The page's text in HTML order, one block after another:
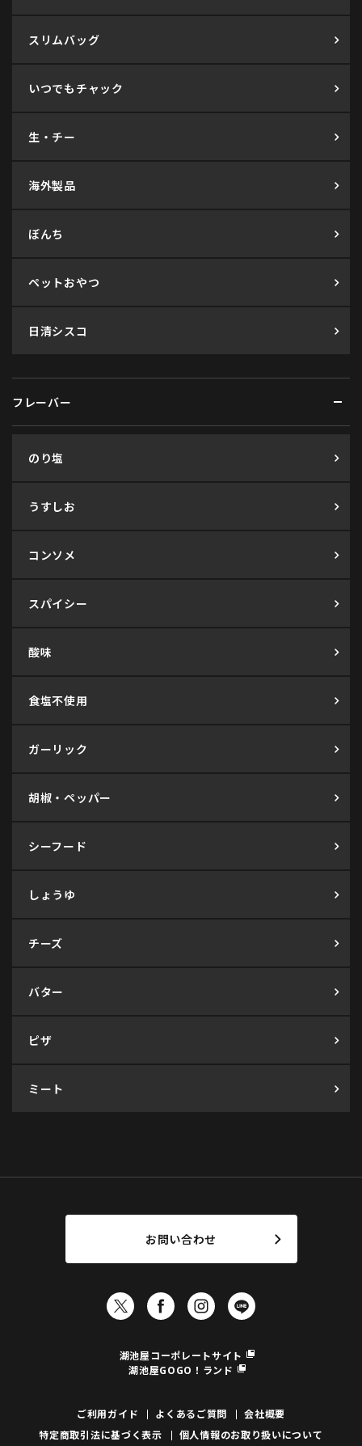
スリムバッグ
いつでもチャック
生・チー
海外製品
ぼんち
ペットおやつ
日清シスコ
フレーバー
のり塩
うすしお
コンソメ
スパイシー
酸味
食塩不使用
ガーリック
胡椒・ペッパー
シーフード
しょうゆ
チーズ
バター
ピザ
ミート
お問い合わせ
湖池屋コーポレートサイト
湖池屋GOGO！ランド
ご利用ガイド よくあるご質問
会社概要
特定商取引法に基づく表示
個人情報のお取り扱いについて